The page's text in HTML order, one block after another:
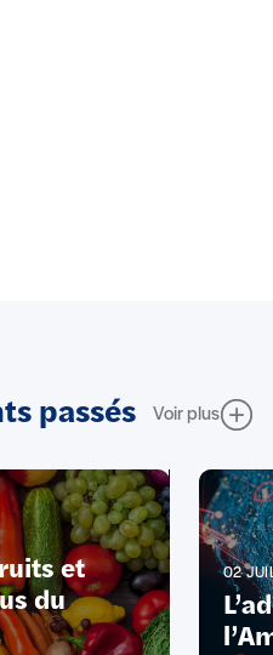
passés Voir plus
et
du
02